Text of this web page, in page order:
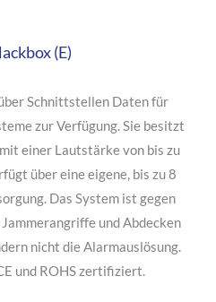
(E)
Schnittstellen Daten für
zur Verfügung. Sie besitzt
einer Lautstärke von bis zu
über eine eigene, bis zu 8
Das System ist gegen
und Abdecken